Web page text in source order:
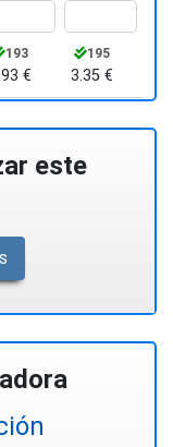
193
€
195
3.35 €
este